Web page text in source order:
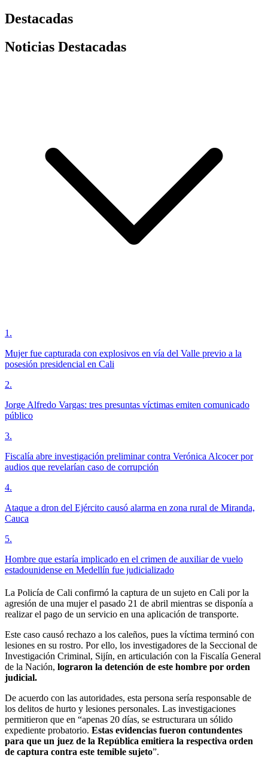
Destacadas
Noticias Destacadas
1 .
Mujer fue capturada con explosivos en vía del Valle previo a la
posesión presidencial en Cali
2.
Jorge Alfredo Vargas: tres presuntas víctimas emiten comunicado
público
3.
Fiscalía abre investigación preliminar contra Verónica Alcocer por
audios que revelarían caso de corrupción
4.
Ataque a dron del Ejército causó alarma en zona rural de Miranda,
Cauca
5.
Hombre que estaría implicado en el crimen de auxiliar de vuelo
estadounidense en Medellín fue judicializado
La Policía de Cali confirmó la captura de un sujeto en Cali por la
agresión de una mujer el pasado 21 de abril mientras se disponía a
realizar el pago de un servicio en una aplicación de transporte.
Este caso causó rechazo a los caleños, pues la víctima terminó con
lesiones en su rostro. Por ello, los investigadores de la Seccional de
Investigación Criminal, Sijín, en articulación con la Fiscalía General
de la Nación, lograron la detención de este hombre por orden
judicial.
De acuerdo con las autoridades, esta persona sería responsable de
los delitos de hurto y lesiones personales. Las investigaciones
permitieron que en “apenas 20 días, se estructurara un sólido
expediente probatorio. Estas evidencias fueron contundentes
para que un juez de la República emitiera la respectiva orden
de captura contra este temible sujeto”.